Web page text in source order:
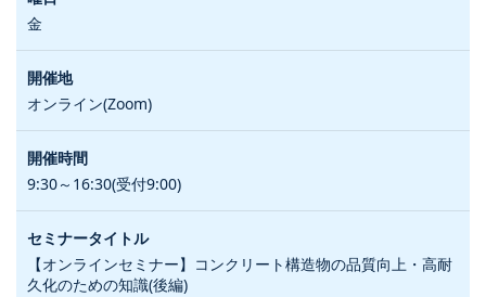
金
オンライン(Zoom)
9:30～16:30(受付9:00)
【オンラインセミナー】コンクリート構造物の品質向上・高耐
久化のための知識(後編)